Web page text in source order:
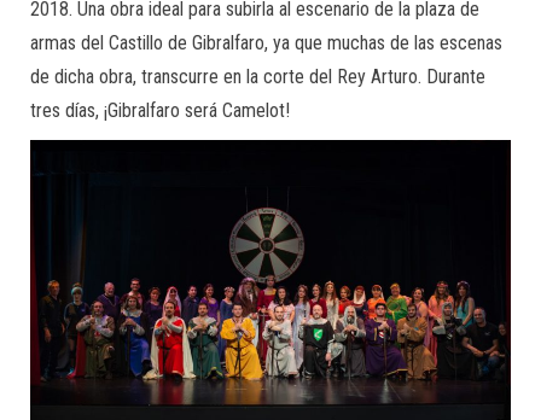
2018. Una obra ideal para subirla al escenario de la plaza de
armas del Castillo de Gibralfaro, ya que muchas de las escenas
de dicha obra, transcurre en la corte del Rey Arturo. Durante
tres días, ¡Gibralfaro será Camelot!